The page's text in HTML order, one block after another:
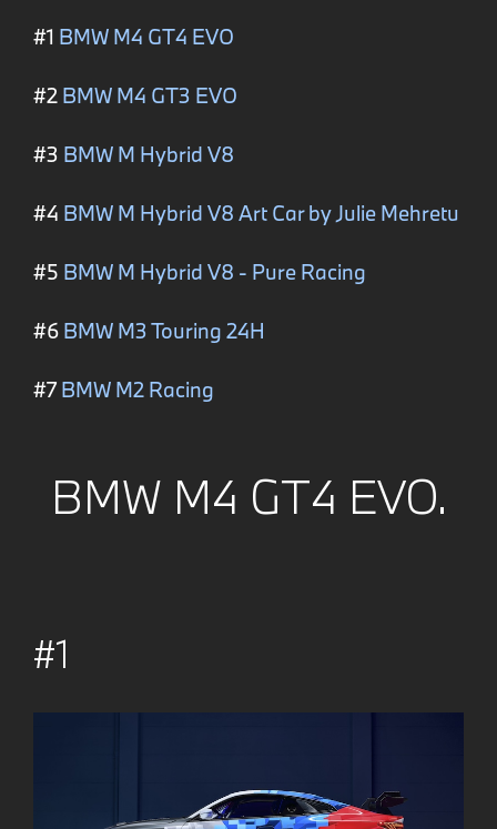
#1 BMW M4 GT4 EVO
#2 BMW M4 GT3 EVO
#3 BMW M Hybrid V8
#4 BMW M Hybrid V8 Art Car by Julie Mehretu
#5 BMW M Hybrid V8 - Pure Racing
#6 BMW M3 Touring 24H
#7 BMW M2 Racing
BMW M4 GT4 EVO.
#1